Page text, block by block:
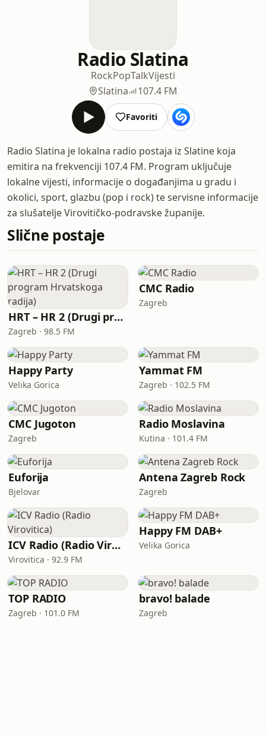
Radio Slatina
RockPopTalkVijesti
Slatina
107.4 FM
Favoriti
Radio Slatina je lokalna radio postaja iz Slatine koja
emitira na frekvenciji 107.4 FM. Program uključuje
lokalne vijesti, informacije o događanjima u gradu i
okolici, sport, glazbu (pop i rock) te servisne informacije
za slušatelje Virovitičko-podravske županije.
Slične postaje
HRT – HR 2 (Drugi program Hrvatskoga radija)
Zagreb · 98.5 FM
CMC Radio
Zagreb
Happy Party
Velika Gorica
Yammat FM
Zagreb · 102.5 FM
CMC Jugoton
Zagreb
Radio Moslavina
Kutina · 101.4 FM
Euforija
Bjelovar
Antena Zagreb Rock
Zagreb
ICV Radio (Radio Virovitica)
Virovitica · 92.9 FM
Happy FM DAB+
Velika Gorica
TOP RADIO
Zagreb · 101.0 FM
bravo! balade
Zagreb